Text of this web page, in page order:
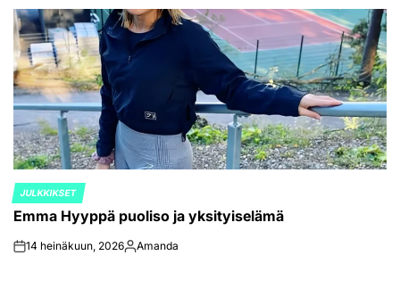
POSTED
IN
JULKKIKSET
Emma Hyyppä puoliso ja yksityiselämä
on14 heinäkuun, 2026Posted
Amanda